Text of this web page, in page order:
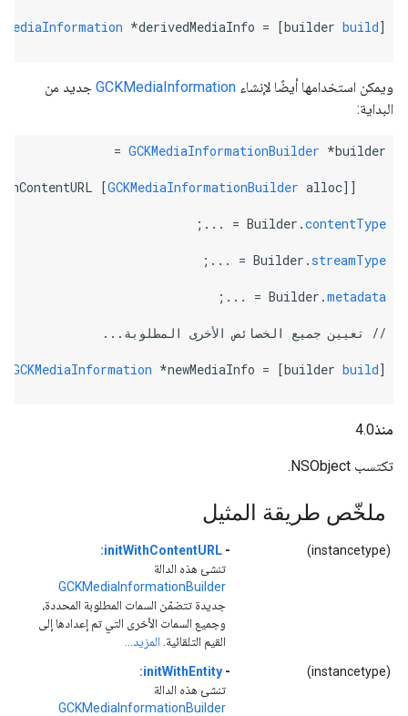
*derivedMediaInfo = [builder build];
ويمكن استخدامها أيضًا لإنشاء GCKMediaInformation جديد من
البداية:
GCKMediaInformationBuilder *builder =
    [[
GCKMediaInformationBuilder alloc] initWithContentURL:...];
Builder.contentType
= ...;
Builder.streamType
= ...;
Builder.metadata
= ...;
// تعيين جميع الخصائص الأخرى المطلوبة...
GCKMediaInformation *newMediaInfo = [builder build];
منذ4.0
تكتسب NSObject.
ملخّص طريقة المثيل
(instancetype)
-
initWithContentURL:
تنشئ هذه الدالة
GCKMediaInformationBuilder
جديدة تتضمّن السمات المطلوبة المحددة،
وجميع السمات الأخرى التي تم إعدادها إلى
القيم التلقائية. المزيد...
(instancetype)
-
initWithEntity:
تنشئ هذه الدالة
GCKMediaInformationBuilder